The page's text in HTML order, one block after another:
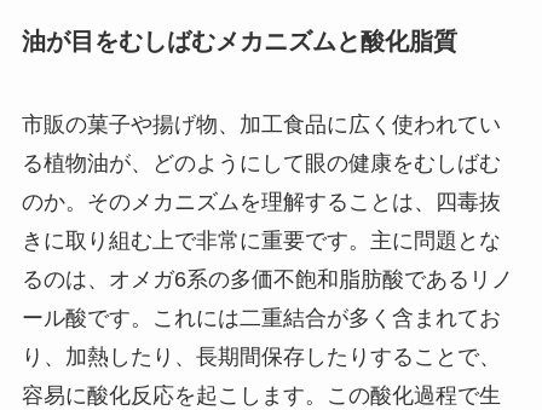
油が目をむしばむメカニズムと酸化脂質
市販の菓子や揚げ物、加工食品に広く使われてい
る植物油が、どのようにして眼の健康をむしばむ
のか。そのメカニズムを理解することは、四毒抜
きに取り組む上で非常に重要です。主に問題とな
るのは、オメガ6系の多価不飽和脂肪酸であるリノ
ール酸です。これには二重結合が多く含まれてお
り、加熱したり、長期間保存したりすることで、
容易に酸化反応を起こします。この酸化過程で生